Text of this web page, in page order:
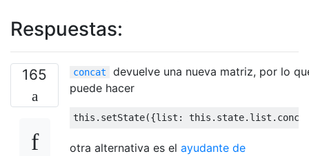
Respuestas:
165 concat
devuelve una nueva matriz, por lo
puede hacer
this . setState({list : this . state. list .
otra alternativa es el ayudante de